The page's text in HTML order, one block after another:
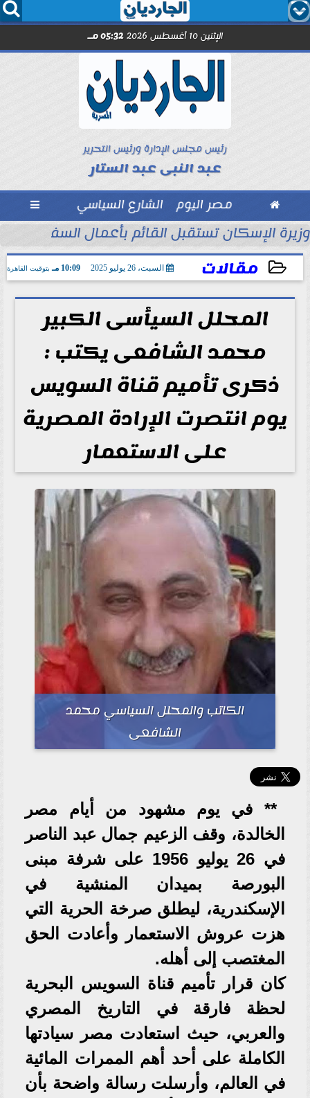
  
الإثنين 10 أغسطس 2026 05:32 مـ
رئيس مجلس الإدارة ورئيس التحرير
عبد النبى عبد الستار
 مصر اليوم الشارع السياسي 
تصنع الأمانة ما...
وزيرة الإسكان تستقبل القائم بأعمال السفير
مقالات السبت، 26 يوليو 2025 10:09 مـ بتوقيت القاهرة
2025-07-26 22:09:29
المحلل السيأسى الكبير
محمد الشافعى يكتب :
ذكرى تأميم قناة السويس
يوم انتصرت الإرادة المصرية
على الاستعمار
الكاتب والمحلل السياسي محمد
الشافعى
** في يوم مشهود من أيام مصر
الخالدة، وقف الزعيم جمال عبد الناصر
في 26 يوليو 1956 على شرفة مبنى
البورصة بميدان المنشية في
الإسكندرية، ليطلق صرخة الحرية التي
هزت عروش الاستعمار وأعادت الحق
المغتصب إلى أهله.
كان قرار تأميم قناة السويس البحرية
لحظة فارقة في التاريخ المصري
والعربي، حيث استعادت مصر سيادتها
الكاملة على أحد أهم الممرات المائية
في العالم، وأرسلت رسالة واضحة بأن